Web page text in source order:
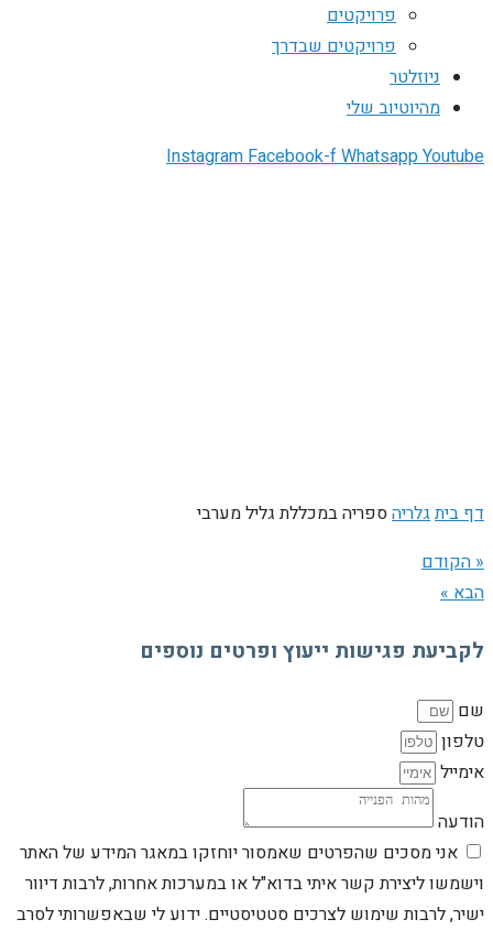
פרויקטים
פרויקטים שבדרך
ניוזלטר
מהיוטיוב שלי
InstagramFacebook-fWhatsappYoutube
דף ביתגלריהספריה במכללת גליל מערבי
« הקודם
הבא »
לקביעת פגישות ייעוץ ופרטים נוספים
שם
טלפון
אימייל
הודעה
אני מסכים שהפרטים שאמסור יוחזקו במאגר המידע של האתר
וישמשו ליצירת קשר איתי בדוא"ל או במערכות אחרות, לרבות דיוור
ישיר, לרבות שימוש לצרכים סטטיסטיים. ידוע לי שבאפשרותי לסרב